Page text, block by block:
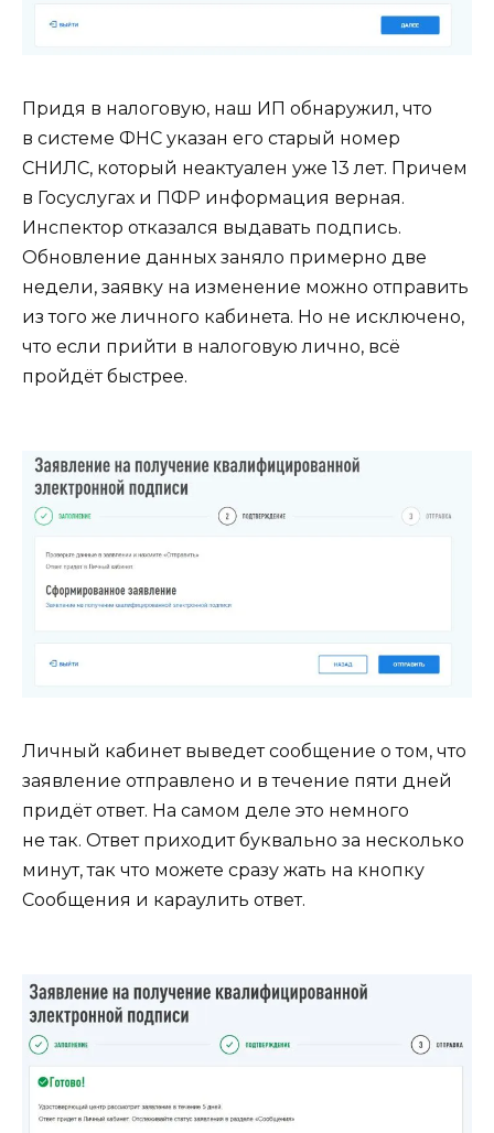
Придя в налоговую, наш ИП обнаружил, что
в системе ФНС указан его старый номер
СНИЛС, который неактуален уже 13 лет. Причем
в Госуслугах и ПФР информация верная.
Инспектор отказался выдавать подпись.
Обновление данных заняло примерно две
недели, заявку на изменение можно отправить
из того же личного кабинета. Но не исключено,
что если прийти в налоговую лично, всё
пройдёт быстрее.
Личный кабинет выведет сообщение о том, что
заявление отправлено и в течение пяти дней
придёт ответ. На самом деле это немного
не так. Ответ приходит буквально за несколько
минут, так что можете сразу жать на кнопку
Сообщения и караулить ответ.